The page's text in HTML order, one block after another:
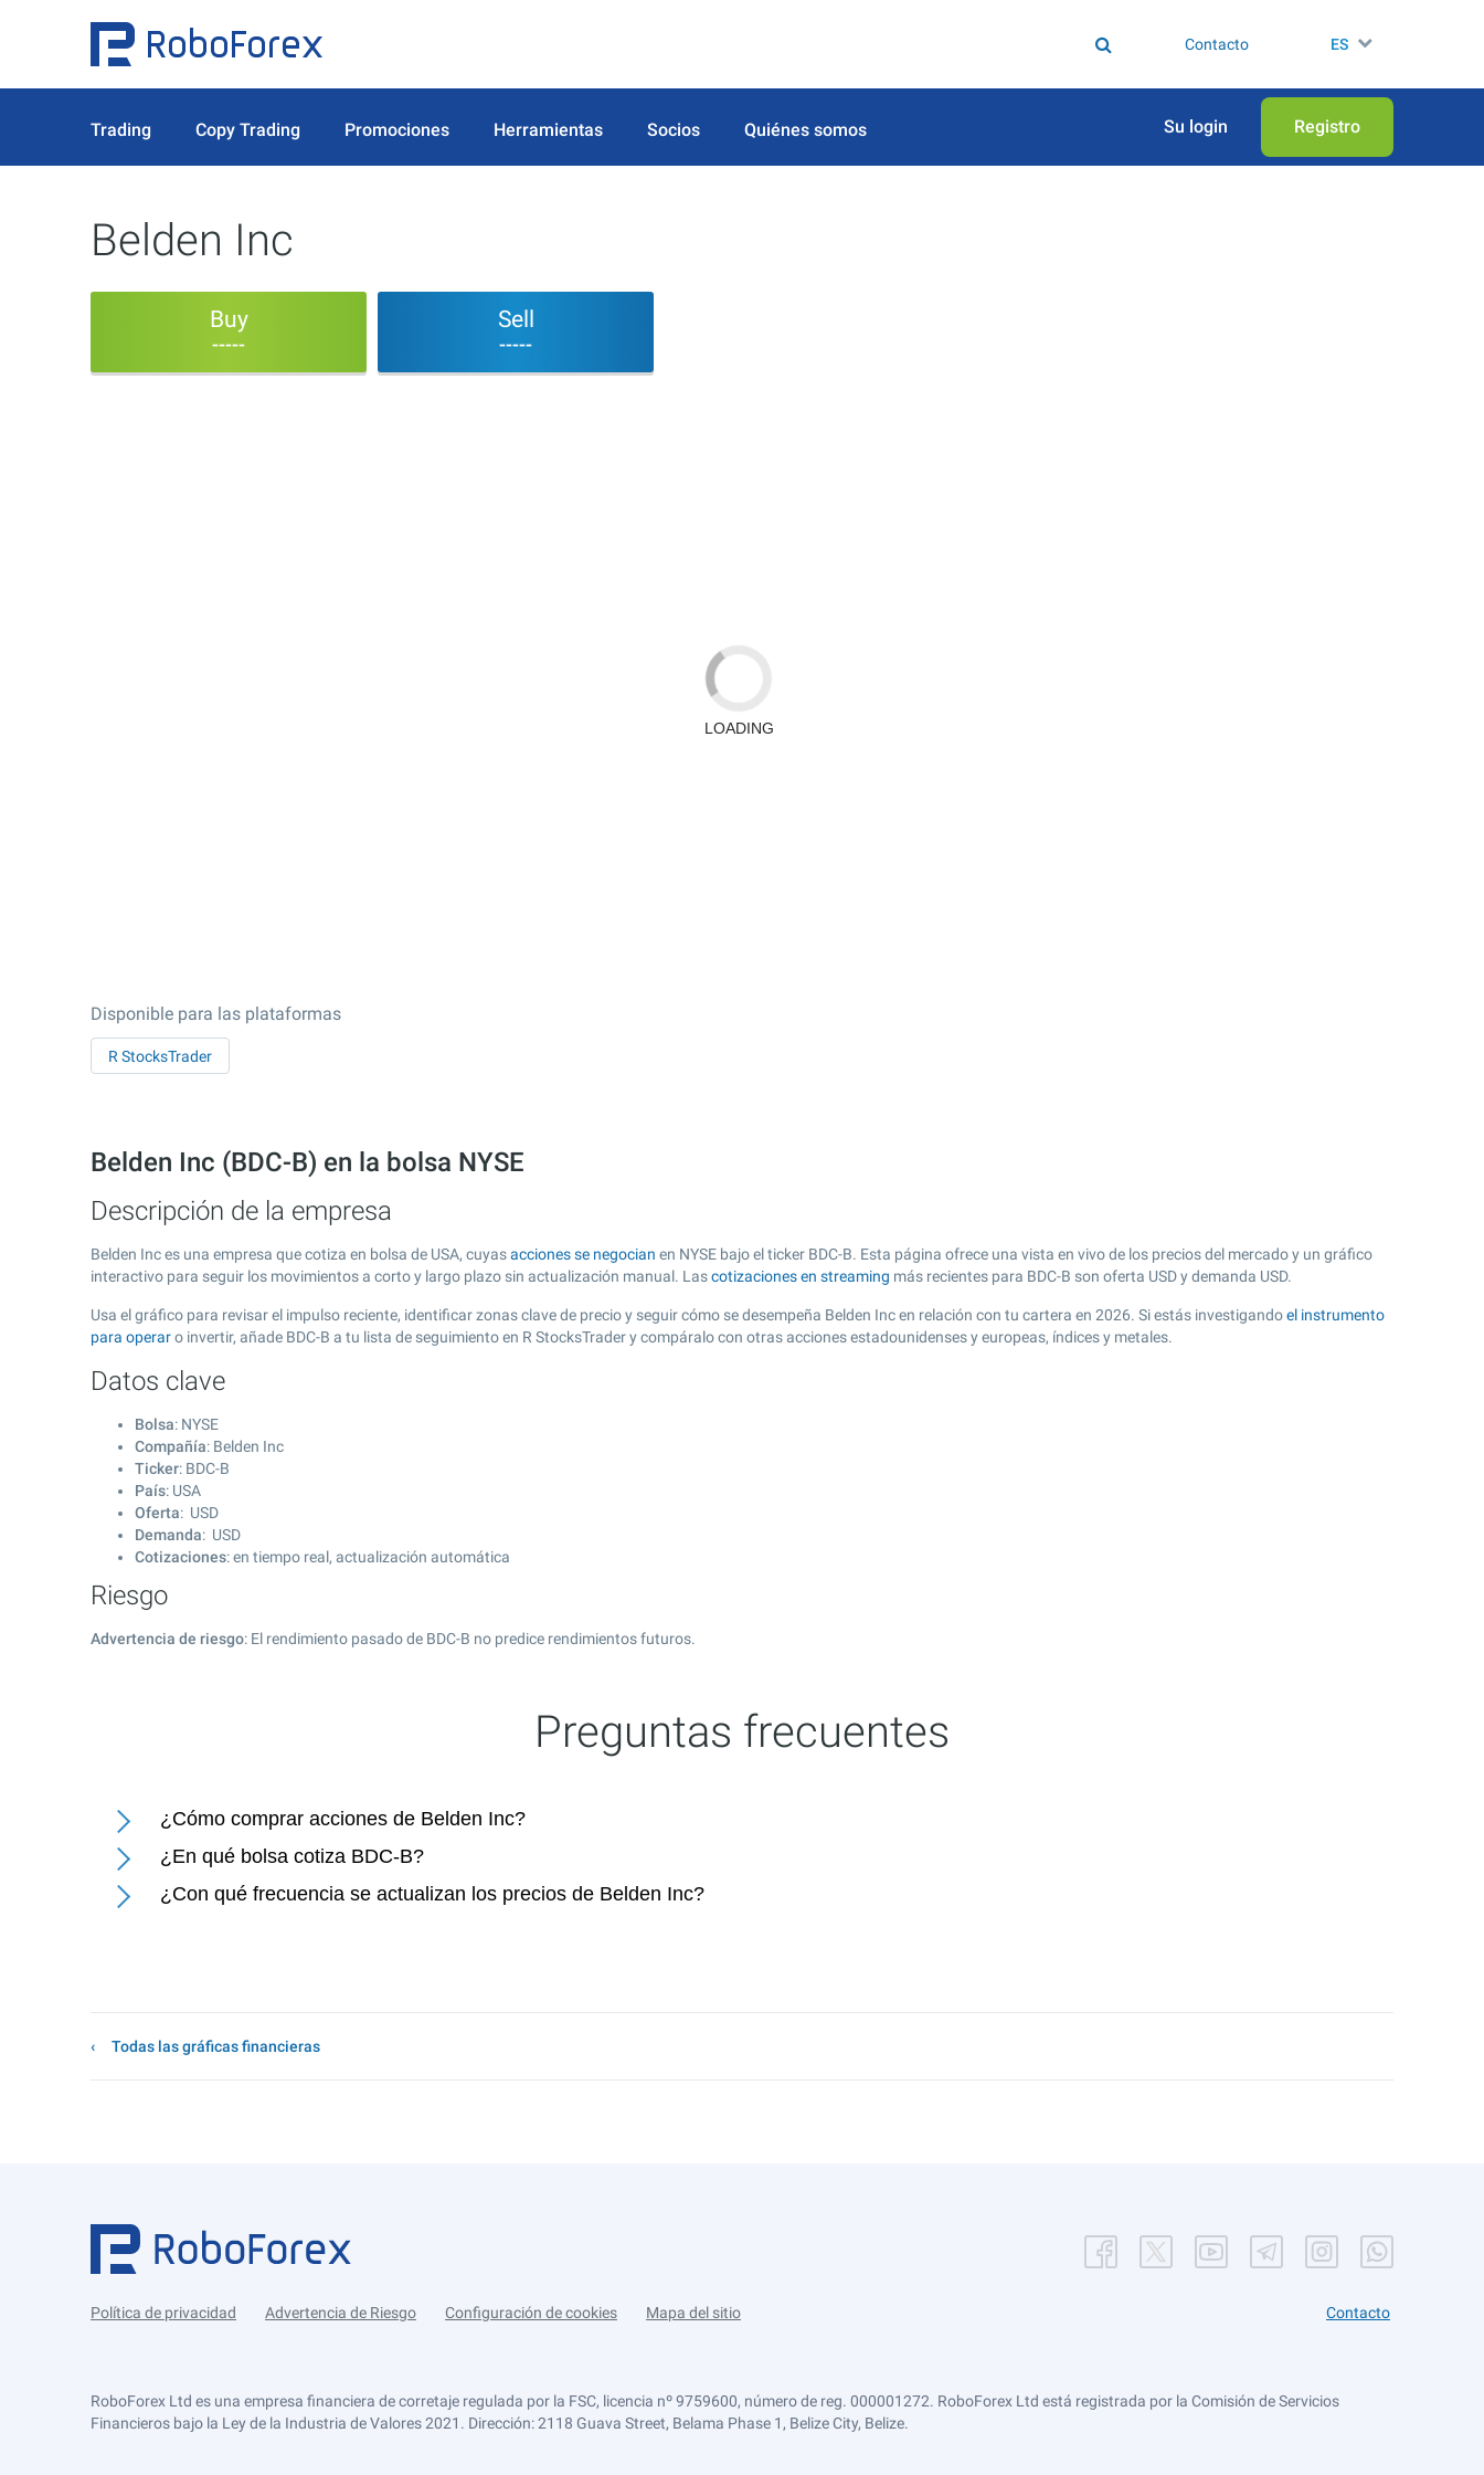
Contacto ES
Trading Copy Trading Promociones Herramientas Socios Quiénes somos Su login Registro
Belden Inc
Buy
-----
Sell
-----
Disponible para las plataformas
R StocksTrader
Belden Inc (BDC-B) en la bolsa NYSE
Descripción de la empresa
Belden Inc es una empresa que cotiza en bolsa de USA, cuyasacciones se negocian en NYSE bajo el ticker BDC-B. Esta página ofrece una vista en vivo de los precios del mercado y un gráfico
interactivo para seguir los movimientos a corto y largo plazo sin actualización manual. Lascotizaciones en streaming más recientes para BDC-B son oferta USD y demanda USD.
Usa el gráfico para revisar el impulso reciente, identificar zonas clave de precio y seguir cómo se desempeña Belden Inc en relación con tu cartera en 2026. Si estás investigandoel instrumento
para operaro invertir, añade BDC-B a tu lista de seguimiento en R StocksTrader y compáralo con otras acciones estadounidenses y europeas, índices y metales.
Datos clave
Bolsa: NYSE
Compañía: Belden Inc
Ticker: BDC-B
País: USA
Oferta: USD
Demanda: USD
Cotizaciones: en tiempo real, actualización automática
Riesgo
Advertencia de riesgo: El rendimiento pasado de BDC-B no predice rendimientos futuros.
Preguntas frecuentes
¿Cómo comprar acciones de Belden Inc?
¿En qué bolsa cotiza BDC-B?
¿Con qué frecuencia se actualizan los precios de Belden Inc?
Todas las gráficas financieras
Política de privacidad Advertencia de Riesgo Configuración de cookies Mapa del sitio Contacto
RoboForex Ltd es una empresa financiera de corretaje regulada por la FSC, licencia nº 9759600, número de reg. 000001272. RoboForex Ltd está registrada por la Comisión de Servicios
Financieros bajo la Ley de la Industria de Valores 2021. Dirección: 2118 Guava Street, Belama Phase 1, Belize City, Belize.